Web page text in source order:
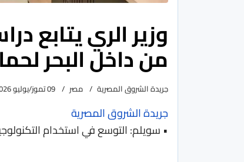
وزير الري يتابع
من داخل البحر
جريدة الشروق المصرية مصر 09 تموز/يوليو 2026
جريدة الشروق المصرية
• سويلم: التوسع في استخدام